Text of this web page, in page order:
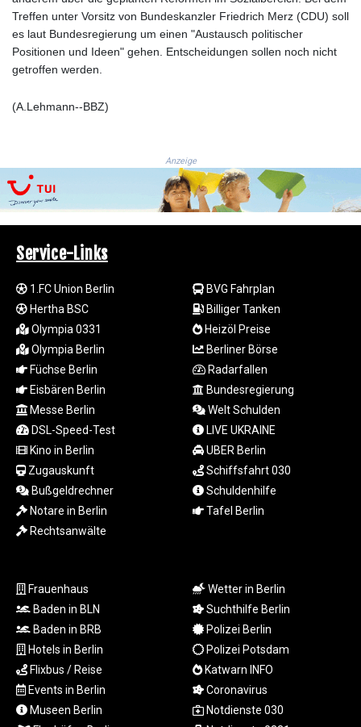
JEP 0.8566
JMD 183.057725
JOD 0.819746
JPY 182.445186
KRW
1627.712241
KWD 0.356853
LBP
103223.017367
LKR 386.635196
LRD 208.057415
LTL 3.413768
LVL 0.699335
LYD 7.331909
MAD 10.743067
MDL 20.044751
MGA
4918.938878
MRU 46.338424
MUR 54.419742
MVR 17.862733
MWK
1998.775164
MYR 4.728715
MZN 73.882892
Treffen unter Vorsitz von Bundeskanzler Friedrich Merz (CDU) soll
es laut Bundesregierung um einen "Austausch politischer
Positionen und Ideen" gehen. Entscheidungen sollen noch nicht
getroffen werden.
(A.Lehmann--BBZ)
Anzeige
Service-Links
1.FC Union Berlin
Hertha BSC
Olympia 0331
Olympia Berlin
Füchse Berlin
Eisbären Berlin
Messe Berlin
DSL-Speed-Test
Kino in Berlin
Zugauskunft
Bußgeldrechner
Notare in Berlin
Rechtsanwälte
BVG Fahrplan
Billiger Tanken
Heizöl Preise
Berliner Börse
Radarfallen
Bundesregierung
Welt Schulden
LIVE UKRAINE
UBER Berlin
Schiffsfahrt 030
Schuldenhilfe
Tafel Berlin
Frauenhaus
Baden in BLN
Baden in BRB
Hotels in Berlin
Flixbus / Reise
Events in Berlin
Museen Berlin
Wetter in Berlin
Suchthilfe Berlin
Polizei Berlin
Polizei Potsdam
Katwarn INFO
Coronavirus
Notdienste 030